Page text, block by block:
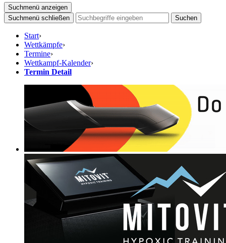
Suchmenü anzeigen
Suchmenü schließen
Suchen
Start›
Wettkämpfe›
Termine›
Wettkampf-Kalender›
Termin Detail